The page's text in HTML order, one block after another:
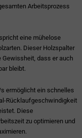
Arbeitsprozess
eine mühelose
Dieser Holzspalter
Gewissheit, dass er auch
bleibt.
ermöglicht ein schnelles
Rücklaufgeschwindigkeit
Diese
zu optimieren und